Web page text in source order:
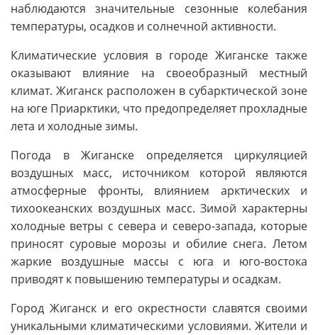
наблюдаются значительные сезонные колебания
температуры, осадков и солнечной активности.
Климатические условия в городе Жиганске также
оказывают влияние на своеобразный местный
климат. Жиганск расположен в субарктической зоне
на юге Приарктики, что предопределяет прохладные
лета и холодные зимы.
Погода в Жиганске определяется циркуляцией
воздушных масс, источником которой являются
атмосферные фронты, влиянием арктических и
тихоокеанских воздушных масс. Зимой характерны
холодные ветры с севера и северо-запада, которые
приносят суровые морозы и обилие снега. Летом
жаркие воздушные массы с юга и юго-востока
приводят к повышению температуры и осадкам.
Город Жиганск и его окрестности славятся своими
уникальными климатическими условиями. Жители и